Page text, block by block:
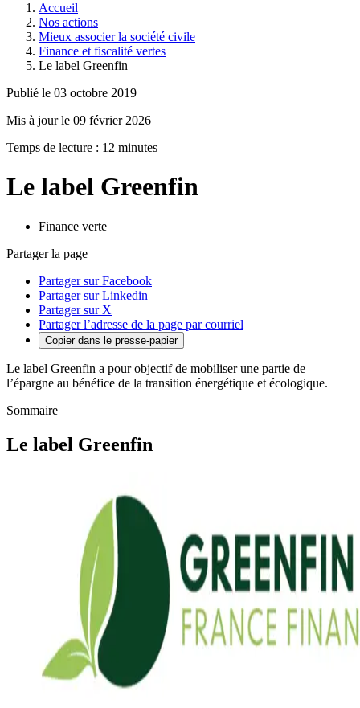
Accueil
Nos actions
Mieux associer la société civile
Finance et fiscalité vertes
Le label Greenfin
Publié le 03 octobre 2019
Mis à jour le 09 février 2026
Temps de lecture : 12 minutes
Le label Greenfin
Finance verte
Partager la page
Partager sur Facebook
Partager sur Linkedin
Partager sur X
Partager l’adresse de la page par courriel
Copier dans le presse-papier
Le label Greenfin a pour objectif de mobiliser une partie de
l’épargne au bénéfice de la transition énergétique et écologique.
Sommaire
Le label Greenfin